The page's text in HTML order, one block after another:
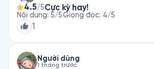
4.5/5Cực kỳ hay!
Nội dung: 5/5Giọng đọc: 4/5
1
Người dùng
1 tháng trước